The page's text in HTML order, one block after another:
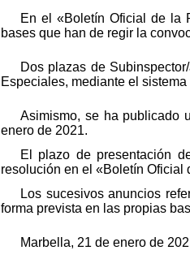
En el «Boletín Oficial de la
bases que han de regir la
Dos plazas de
Especiales, mediante el
Asimismo, se ha publicado
enero de 2021.
El plazo de presentación
resolución en el «Boletín Oficial
Los sucesivos anuncios
forma prevista en las propias
Marbella, 21 de enero de